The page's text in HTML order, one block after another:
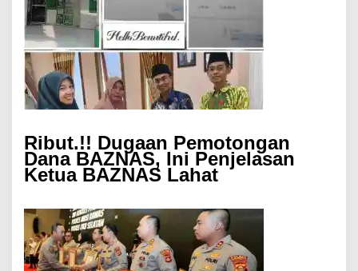
Ribut.!! Dugaan Pemotongan
Dana BAZNAS, Ini Penjelasan
Ketua BAZNAS Lahat